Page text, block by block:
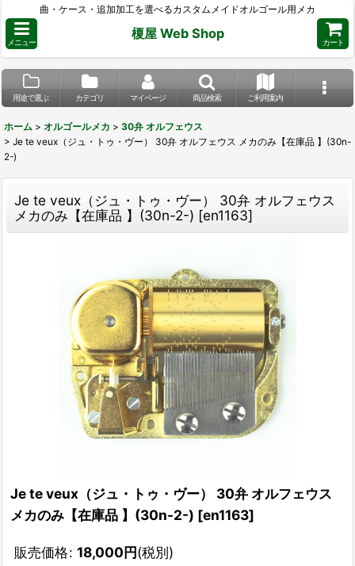
曲・ケース・追加加工を選べるカスタムメイドオルゴール用メカ
メニュー
榎屋 Web Shop
カート
用途で選ぶ カテゴリ マイページ 商品検索 ご利用案内
ホーム > オルゴールメカ > 30弁 オルフェウス
> Je te veux（ジュ・トゥ・ヴー） 30弁 オルフェウス メカのみ【在庫品 】(30n-
2-)
Je te veux（ジュ・トゥ・ヴー） 30弁 オルフェウス
メカのみ【在庫品 】(30n-2-) [en1163]
Je te veux（ジュ・トゥ・ヴー） 30弁 オルフェウス
メカのみ【在庫品 】(30n-2-) [en1163]
販売価格: 18,000円(税別)